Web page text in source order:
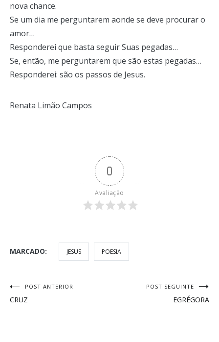
nova chance.
Se um dia me perguntarem aonde se deve procurar o
amor…
Responderei que basta seguir Suas pegadas…
Se, então, me perguntarem que são estas pegadas…
Responderei: são os passos de Jesus.
Renata Limão Campos
0
Avaliação
MARCADO: JESUS POESIA
Navegação
de
POST ANTERIOR
CRUZ
POST SEGUINTE
EGRÉGORA